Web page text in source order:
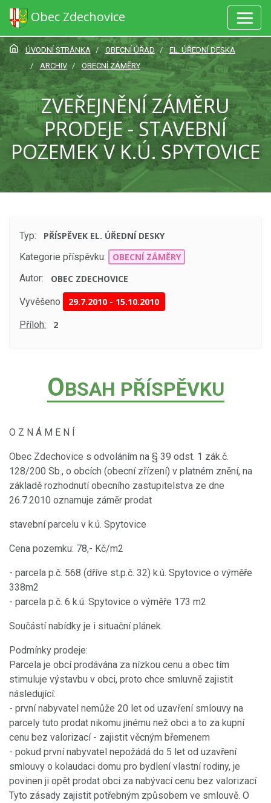
Obec Zdechovice
ÚVODNÍ STRÁNKA OBECNÍ ÚŘAD
EL. ÚŘEDNÍ DESKA
ARCHIV
OBECNÍ ZÁMĚRY
ZVEŘEJNĚNÍ ZÁMĚRU
PRODEJE - STAVEBNÍ
POZEMEK V K.Ú. SPYTOVICE
Typ:
PŘÍSPĚVEK EL. ÚŘEDNÍ DESKY
Kategorie příspěvku:
OBECNÍ ZÁMĚRY
Autor:
OBEC ZDECHOVICE
Vyvěšeno 29.7.2010 - 15.10.2010
Příloh: 2
OBSAH PŘÍSPĚVKU
O Z N Á M E N Í
Obec Zdechovice s odvoláním na § 39 odst. 1 zák.č.
128/200 Sb., o obcích (obecní zřízení) v platném znění, na
základě rozhodnutí obecního zastupitelstva ze dne
26.7.2010 oznamuje záměr prodat
stavební parcelu v k.ú. Spytovice
Cena pozemku: 78,- Kč/m2
- parcela p.č. 568 (dříve st.p.č. 32) k.ú. Spytovice o výměře
338m2
- parcela p.č. 6 k.ú. Spytovice o výměře 173 m2
Součástí nabídky je i situační plánek.
Podmínky prodeje:
Parcela je obcí prodávána za nízkou cenu a obec tím
stimuluje výstavbu v obci, proto chce smluvně zajistit
následující:
- první nabyvatel nemůže 20 let od uzavření smlouvy na
parcely tuto prodat nikomu jinému než obci a to za kupní
cenu bez valorizací - zajistit věcným břemenem
- pokud první nabyvatel nepožádá do 5 let od uzavření
smlouvy o kolaudaci domu pro bydlení vlastní rodiny, je
povinen ji opět prodat obci za nabývací cenu bez valorizací
Tyto zásady zajistit potřebným způsobem ve smlouvě. O